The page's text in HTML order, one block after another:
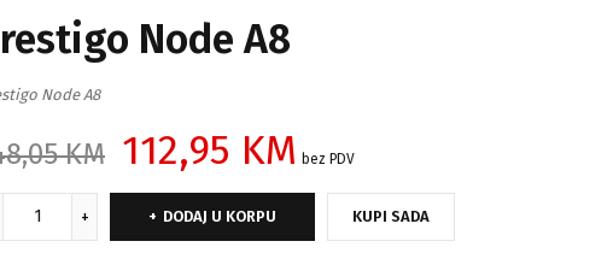
Node A8
Node A8
KM 112,95 KM bez PDV
DODAJ U KORPU KUPI SADA